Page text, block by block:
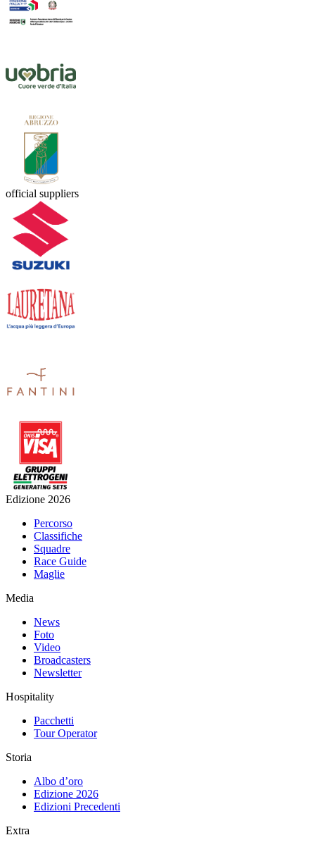
official suppliers
Edizione 2026
Percorso
Classifiche
Squadre
Race Guide
Maglie
Media
News
Foto
Video
Broadcasters
Newsletter
Hospitality
Pacchetti
Tour Operator
Storia
Albo d’oro
Edizione 2026
Edizioni Precedenti
Extra